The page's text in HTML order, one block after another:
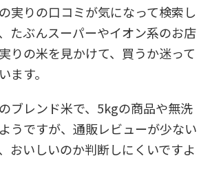
実りの口コミが気になって検索し
たぶんスーパーやイオン系のお店
りの米を見かけて、買うか迷って
ます。
ブレンド米で、5kgの商品や無洗
うですが、通販レビューが少ない
おいしいのか判断しにくいですよ